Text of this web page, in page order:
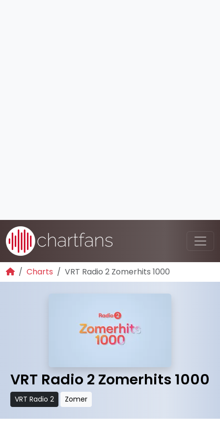
Charts VRT Radio 2 Zomerhits 1000
VRT Radio 2 Zomerhits 1000
VRT Radio 2 Zomer